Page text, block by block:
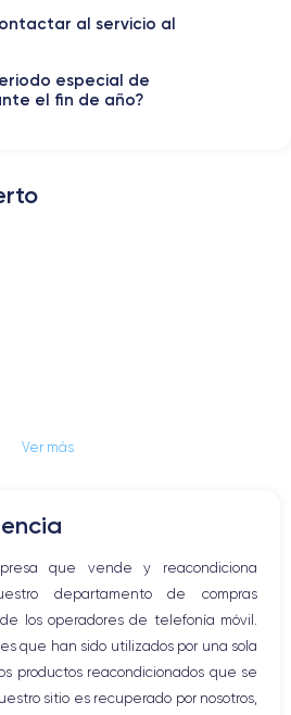
Si, todos los oper.
al servicio al
especial de
el fin de año?
Ver más
que vende y reacondiciona
departamento de compras
los operadores de telefonía móvil.
que han sido utilizados por una sola
productos reacondicionados que se
sitio es recuperado por nosotros,